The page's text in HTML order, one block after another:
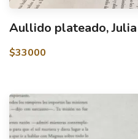
Aullido plateado,
$33000